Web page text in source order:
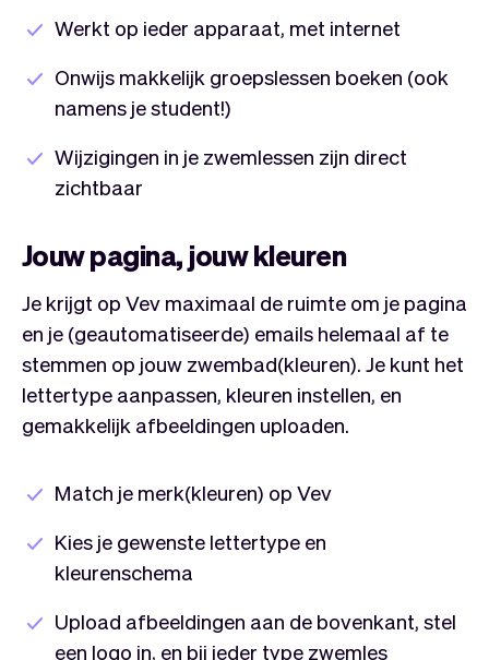
Werkt op ieder apparaat, met internet
Onwijs makkelijk groepslessen boeken (ook
namens je student!)
Wijzigingen in je zwemlessen zijn direct
zichtbaar
Jouw pagina, jouw kleuren
Je krijgt op Vev maximaal de ruimte om je pagina
en je (geautomatiseerde) emails helemaal af te
stemmen op jouw zwembad(kleuren). Je kunt het
lettertype aanpassen, kleuren instellen, en
gemakkelijk afbeeldingen uploaden.
Match je merk(kleuren) op Vev
Kies je gewenste lettertype en
kleurenschema
Upload afbeeldingen aan de bovenkant, stel
een logo in, en bij ieder type zwemles